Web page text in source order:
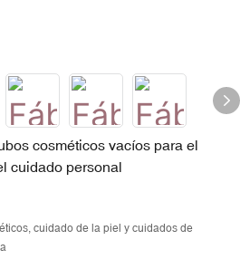
cosméticos vacíos para el
cuidado personal
cuidado de la piel y cuidados de